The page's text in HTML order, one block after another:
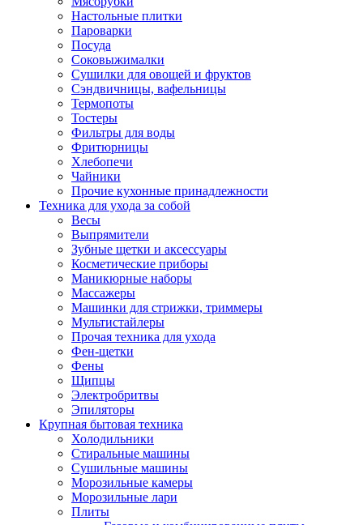
Зависимые комплекты
Посудомоечные машины встраиваемые
Стиральные машины встраиваемые
Холодильники встраиваемые
Техника для дома
Пылесосы
Утюги
Оверлоки
Настольные лампы
Часы
Стеклоочистители
Машинки для снятия катышков
Сушилки для белья и обуви
Климатическая техника
Приточно-вытяжные вентиляторы
Теплый пол
Обогреватели
Тепловентиляторы
Тепловые завесы
Тепловые пушки
Увлажнители
Радиаторы
Медицинская техника
Настольные плитки
Пароварки
Посуда
Соковыжималки
Сушилки для овощей и фруктов
Сэндвичницы, вафельницы
Термопоты
Тостеры
Фильтры для воды
Фритюрницы
Хлебопечи
Чайники
Прочие кухонные принадлежности
Техника для ухода за собой
Весы
Выпрямители
Зубные щетки и аксессуары
Косметические приборы
Маникюрные наборы
Массажеры
Машинки для стрижки, триммеры
Мультистайлеры
Прочая техника для ухода
Фен-щетки
Фены
Щипцы
Электробритвы
Эпиляторы
Крупная бытовая техника
Холодильники
Стиральные машины
Сушильные машины
Морозильные камеры
Морозильные лари
Плиты